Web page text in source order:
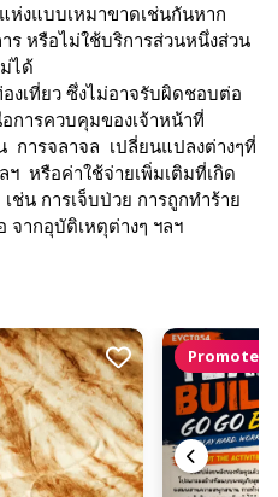
งแบบเหมาขาดเช่นกันหาก
ร หรือไม่ใช้บริการส่วนหนึ่งส่วน
ได้
งเที่ยว ซึ่งไม่อาจรับผิดชอบต่อ
การควบคุมของเจ้าหน้าที่
การจลาจล เปลี่ยนแปลงต่างๆที่
หรือค่าใช้จ่ายเพิ่มเติมที่เกิด
ช่น การเจ็บป่วย การถูกทำร้าย
จากอุบัติเหตุต่างๆ ฯลฯ
Promoted